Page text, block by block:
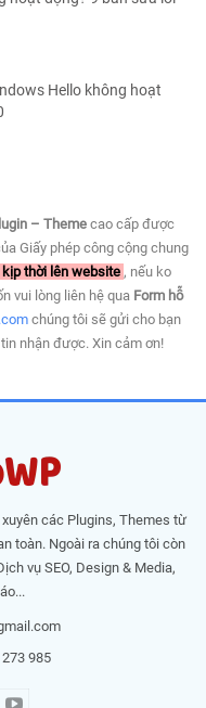
Hello không hoạt
– Theme cao cấp được
Giấy phép công cộng chung
thời lên website , nếu ko
vui lòng liên hệ qua Form hỗ
chúng tôi sẽ gửi cho bạn
nhận được. Xin cảm ơn!
các Plugins, Themes từ
toàn. Ngoài ra chúng tôi còn
vụ SEO, Design & Media,
985